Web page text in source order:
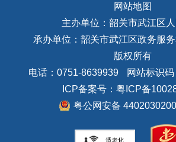
网站地图
主办单位：韶关市武江区
承办单位：韶关市武江区政务服
版权所有
电话：0751-8639939
网站标识
ICP备案号： 粤ICP备
粤公网安备